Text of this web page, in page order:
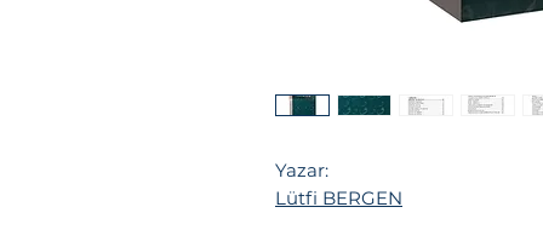
Yazar:
Lütfi BERGEN